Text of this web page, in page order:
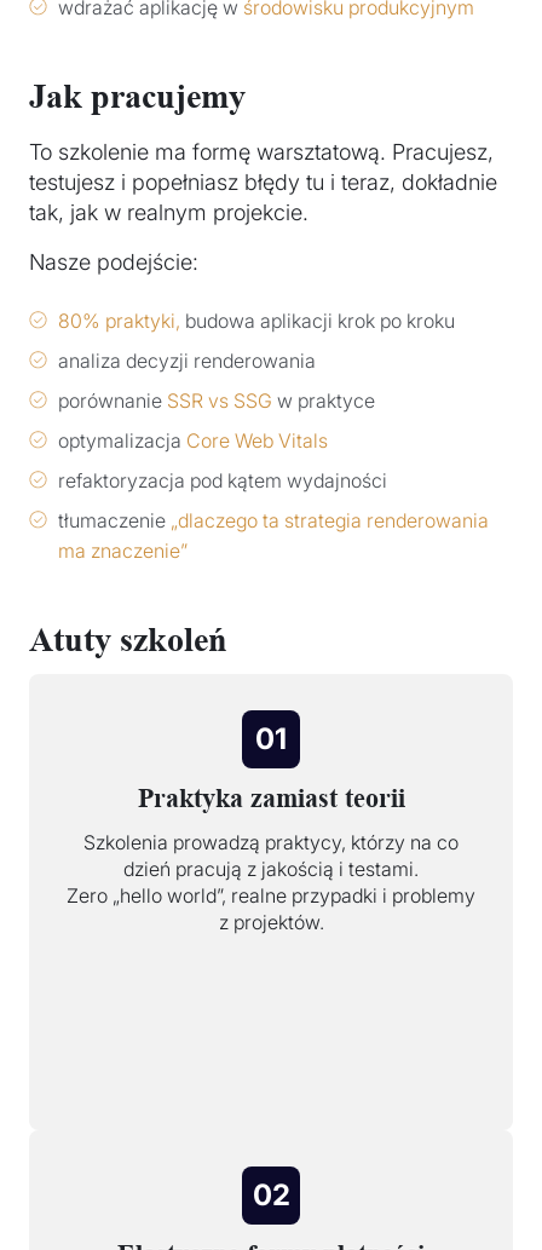
wdrażać aplikację w środowisku produkcyjnym
Jak pracujemy
To szkolenie ma formę warsztatową. Pracujesz,
testujesz i popełniasz błędy tu i teraz, dokładnie
tak, jak w realnym projekcie.
Nasze podejście:
80% praktyki, budowa aplikacji krok po kroku
analiza decyzji renderowania
porównanie SSR vs SSG w praktyce
optymalizacja Core Web Vitals
refaktoryzacja pod kątem wydajności
tłumaczenie „dlaczego ta strategia renderowania
ma znaczenie”
Atuty szkoleń
01
Praktyka zamiast teorii
Szkolenia prowadzą praktycy, którzy na co
dzień pracują z jakością i testami.
Zero „hello world”, realne przypadki i problemy
z projektów.
02